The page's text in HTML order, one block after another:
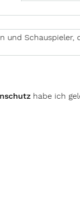
und
habe ich